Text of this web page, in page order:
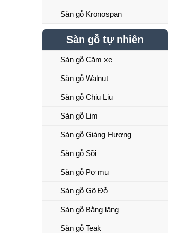
Sàn gỗ Kronospan
Sàn gỗ tự nhiên
Sàn gỗ Căm xe
Sàn gỗ Walnut
Sàn gỗ Chiu Liu
Sàn gỗ Lim
Sàn gỗ Giáng Hương
Sàn gỗ Sồi
Sàn gỗ Pơ mu
Sàn gỗ Gõ Đỏ
Sàn gỗ Bằng lăng
Sàn gỗ Teak